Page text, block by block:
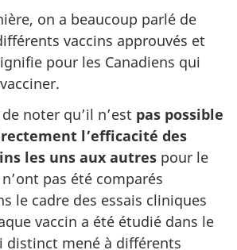
on a beaucoup parlé de
vaccins approuvés et
pour les Canadiens qui
noter qu’il n’est pas possible
l’efficacité des
les uns aux autres pour le
pas été comparés
le cadre des essais cliniques
vaccin a été étudié dans le
distinct mené à différents